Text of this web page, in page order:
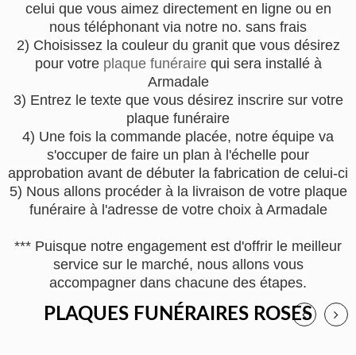
celui que vous aimez directement en ligne ou en
nous téléphonant via notre no. sans frais
2) Choisissez la couleur du granit que vous désirez
pour votre plaque funérairequi sera installé à
Armadale
3) Entrez le texte que vous désirez inscrire sur votre
plaque funéraire
4) Une fois la commande placée, notre équipe va
s'occuper de faire un plan à l'échelle pour
approbation avant de débuter la fabrication de celui-ci
5) Nous allons procéder à la livraison de votre plaque
funéraire à l'adresse de votre choix à Armadale
*** Puisque notre engagement est d'offrir le meilleur
service sur le marché, nous allons vous
accompagner dans chacune des étapes.
PLAQUES FUNÉRAIRES ROSES